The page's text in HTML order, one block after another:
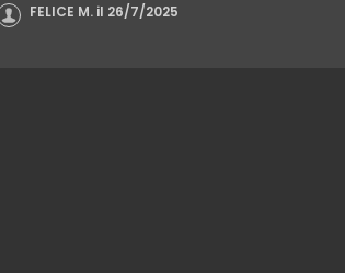
FELICE M. il 26/7/2025